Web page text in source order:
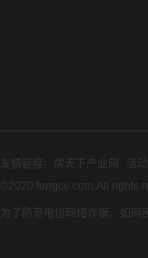
友情链接: 房天下产业网 活
©2020 fongce.com.All rights
为了防范电信网络诈骗，如网